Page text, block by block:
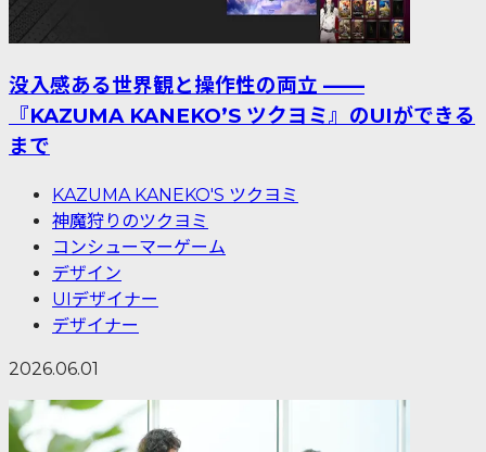
没入感ある世界観と操作性の両立 ——
『KAZUMA KANEKO’S ツクヨミ』のUIができる
まで
KAZUMA KANEKO'S ツクヨミ
神魔狩りのツクヨミ
コンシューマーゲーム
デザイン
UIデザイナー
デザイナー
2026.06.01